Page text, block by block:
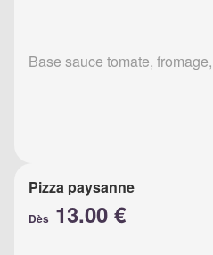
Base sauce tomate,
Pizza paysanne
Dès 13.00 €